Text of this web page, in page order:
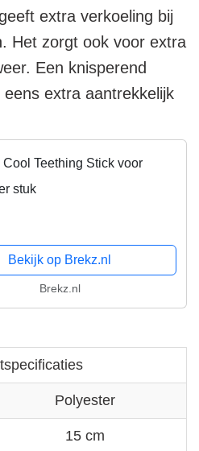
extra verkoeling bij
Het zorgt ook voor extra
Een knisperend
extra aantrekkelijk
Cool Teething Stick voor
stuk
Bekijk op Brekz.nl
Brekz.nl
Polyester
15 cm